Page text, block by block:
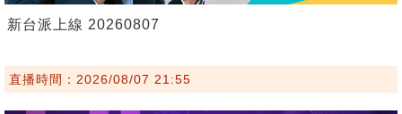
新台派上線 20260807
直播時間：2026/08/07 21:55